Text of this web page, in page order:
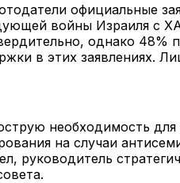
официальные
войны Израиля с
однако 48%
в этих заявлениях.
необходимость для
на случаи
руководитель